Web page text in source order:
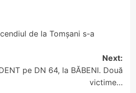
de la Tomșani s-a
Next:
pe DN 64, la BĂBENI. Două
victime…